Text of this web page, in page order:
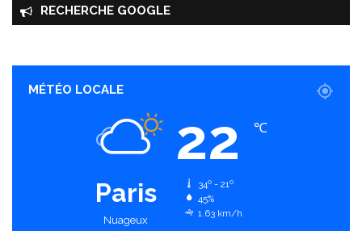
RECHERCHE GOOGLE
MÉTÉO LOCALE
Paris
Nuageux
22 ℃
34º - 21º
45%
1.63 km/h